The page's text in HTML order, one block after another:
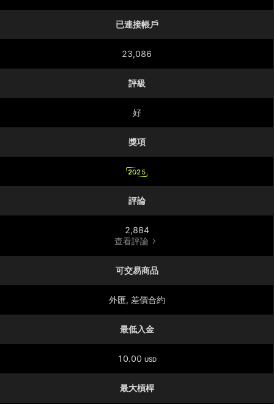
已連接帳戶
23,086
評級
好
獎項
2025
評論
2,884
查看評論
可交易商品
外匯, 差價合約
最低入金
10.00 USD
最大槓桿